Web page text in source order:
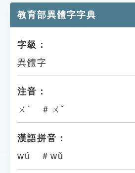
貓頭鷹博士
教育部異體字字典
字級：
異體字
注音：
ㄨˊ ＃ㄨˇ
漢語拼音：
wú ＃wǔ